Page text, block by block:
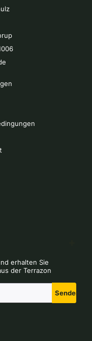
erhalten Sie
der Terrazon
Senden